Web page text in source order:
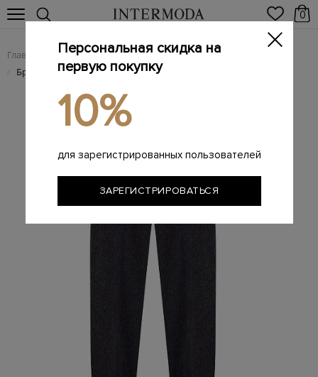
0
Главная Женщинам / Женская одежда / Женские брюки
/ Брюки зауженного кроя из шерсти с фактурной прострочкой
Персональная скидка на
первую покупку
10%
для зарегистрированных пользователей
ЗАРЕГИСТРИРОВАТЬСЯ